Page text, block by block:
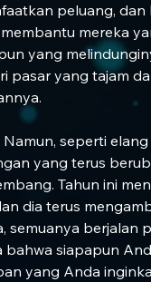
peluang, dan
mereka
yang
pasar yang tajam
seperti
yang terus
Tahun ini
dia terus
semuanya berjalan
siapapun
yang Anda